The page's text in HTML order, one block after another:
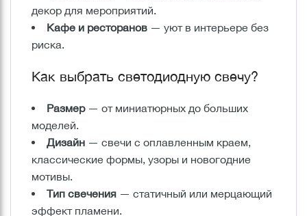
декор для мероприятий.
Кафе и ресторанов — уют в интерьере без
риска.
Как выбрать светодиодную свечу?
Размер — от миниатюрных до больших
моделей.
Дизайн — свечи с оплавленным краем,
классические формы, узоры и новогодние
мотивы.
Тип свечения — статичный или мерцающий
эффект пламени.